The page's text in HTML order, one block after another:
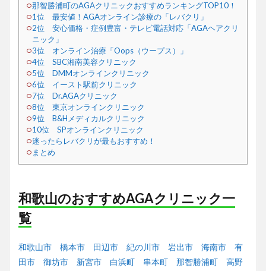
那智勝浦町のAGAクリニックおすすめランキングTOP10！
1位 最安値！AGAオンライン診療の「レバクリ」
2位 安心価格・症例豊富・テレビ電話対応「AGAヘアクリ
ニック」
3位 オンライン治療「Oops（ウープス）」
4位 SBC湘南美容クリニック
5位 DMMオンラインクリニック
6位 イースト駅前クリニック
7位 Dr.AGAクリニック
8位 東京オンラインクリニック
9位 B&Hメディカルクリニック
10位 SPオンラインクリニック
迷ったらレバクリが最もおすすめ！
まとめ
和歌山のおすすめAGAクリニック一
覧
和歌山市 橋本市 田辺市 紀の川市 岩出市 海南市
有
田市
御坊市 新宮市 白浜町 串本町 那智勝浦町
高野